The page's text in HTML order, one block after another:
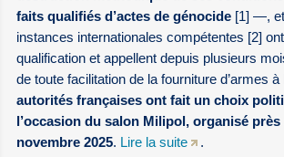
faits qualifiés d’actes de génocide [1] —,
instances internationales compétentes [2]
qualification et appellent depuis plusieurs
de toute facilitation de la fourniture d’armes à
autorités françaises ont fait un choix
l’occasion du salon Milipol, organisé
novembre 2025. Lire la suite .